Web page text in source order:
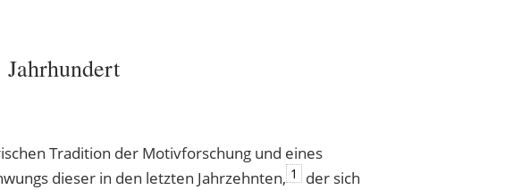
Tradition der Motivforschung und eines
dieser in den letzten Jahrzehnten, 1
der sich